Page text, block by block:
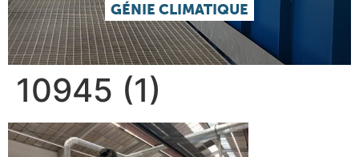
GÉNIE CLIMATIQUE
10945 (1)